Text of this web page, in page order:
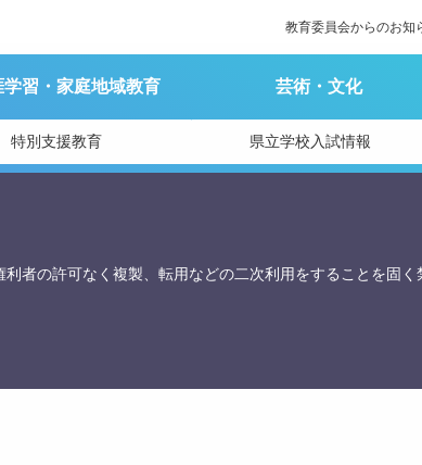
教育委員会からのお知
学習・家庭地域教育 芸術・文化
特別支援教育 県立学校入試情報
者の許可なく複製、転用などの二次利用をすることを固く